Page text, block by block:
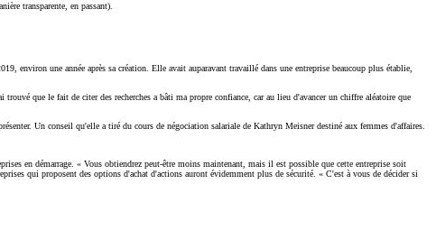
transparente, en passant).
environ une année après sa création. Elle avait auparavant travaillé dans une entreprise beaucoup plus établie,
que le fait de citer des recherches a bâti ma propre confiance, car au lieu d'avancer un chiffre aléatoire que
Un conseil qu'elle a tiré du cours de négociation salariale de Kathryn Meisner destiné aux femmes d'affaires.
en démarrage. « Vous obtiendrez peut-être moins maintenant, mais il est possible que cette entreprise soit
qui proposent des options d'achat d'actions auront évidemment plus de sécurité. « C'est à vous de décider si